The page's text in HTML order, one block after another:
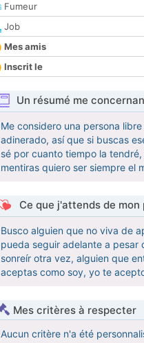
Fumeur
Job
Mes amis
Inscrit le
Un résumé me
Me considero una persona
adinerado, así que si buscas
sé por cuanto tiempo la
mentiras quiero ser siempre el
Ce que j'attends de
Busco alguien que no viva de
pueda seguir adelante a
sonreír otra vez, alguien que
aceptas como soy, yo te
Mes critères à respecter
Aucun critère n'a été